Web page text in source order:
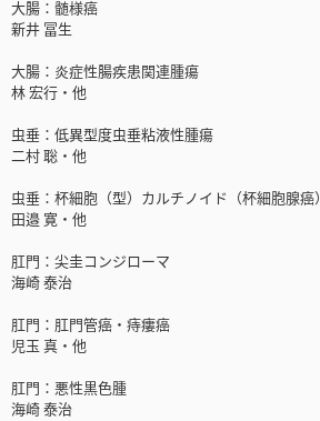
大腸：髄様癌
新井 冨生
大腸：炎症性腸疾患関連腫瘍
林 宏行・他
虫垂：低異型度虫垂粘液性腫瘍
二村 聡・他
虫垂：杯細胞（型）カルチノイド（杯細胞腺癌）
田邉 寛・他
肛門：尖圭コンジローマ
海崎 泰治
肛門：肛門管癌・痔瘻癌
児玉 真・他
肛門：悪性黒色腫
海崎 泰治